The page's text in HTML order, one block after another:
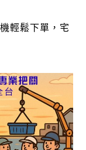
輕鬆下單，宅